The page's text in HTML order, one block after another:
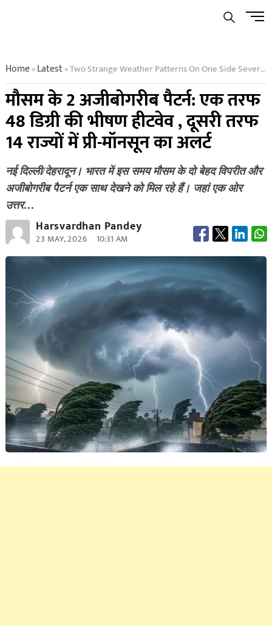
Menu
Home»Latest»Two Strange Weather Patterns On One Side Severe Heatwave Of 48 Degrees On The Other Side Pre Monsoon Alert In 14 States
मौसम के 2 अजीबोगरीब पैटर्न: एक तरफ
48 डिग्री की भीषण हीटवेव , दूसरी तरफ
14 राज्यों में प्री-मॉनसून का अलर्ट
नई दिल्ली/देहरादून। भारत में इस समय मौसम के दो बेहद विपरीत और
अजीबोगरीब पैटर्न एक साथ देखने को मिल रहे हैं। जहां एक ओर
उत्तर…
Harsvardhan Pandey
23 MAY, 2026 10:31 AM